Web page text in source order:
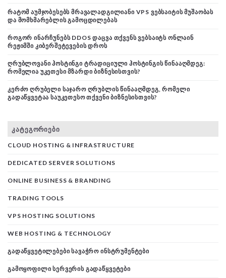
ᲠᲐᲢᲝᲛ ᲐᲣᲛᲯᲝᲑᲔᲡᲔᲑᲡ ᲛᲠᲐᲕᲐᲚᲐᲓᲒᲘᲚᲘᲐᲜᲘ VPS ᲕᲔᲑᲡᲐᲘᲢᲘᲡ ᲛᲣᲨᲐᲝᲑᲐᲡ
ᲓᲐ ᲛᲝᲛᲮᲛᲐᲠᲔᲑᲚᲘᲡ ᲒᲐᲛᲝᲪᲓᲘᲚᲔᲑᲐᲡ
ᲠᲝᲒᲝᲠ ᲘᲜᲐᲠᲩᲣᲜᲔᲑᲡ DDOS ᲓᲐᲪᲕᲐ ᲗᲥᲕᲔᲜᲡ ᲕᲔᲑᲡᲐᲘᲢᲡ ᲝᲜᲚᲐᲘᲜ
ᲠᲔᲟᲘᲛᲨᲘ ᲙᲘᲑᲔᲠᲨᲔᲢᲔᲕᲔᲑᲘᲡ ᲓᲠᲝᲡ
ᲦᲠᲣᲑᲚᲝᲕᲐᲜᲘ ᲰᲝᲡᲢᲘᲜᲒᲘ ᲢᲠᲐᲓᲘᲪᲘᲣᲚᲘ ᲰᲝᲡᲢᲘᲜᲒᲘᲡ ᲬᲘᲜᲐᲐᲦᲛᲓᲔᲒ:
ᲠᲝᲛᲔᲚᲘᲐ ᲣᲙᲔᲗᲔᲡᲘ ᲛᲖᲐᲠᲓᲘ ᲑᲘᲖᲜᲔᲡᲘᲡᲗᲕᲘᲡ?
ᲙᲔᲠᲫᲝ ᲦᲠᲣᲑᲔᲚᲘ ᲡᲐᲯᲐᲠᲝ ᲦᲠᲣᲑᲚᲘᲡ ᲬᲘᲜᲐᲐᲦᲛᲓᲔᲒ, ᲠᲝᲛᲔᲚᲘ
ᲒᲐᲓᲐᲬᲧᲕᲔᲢᲐᲐ ᲡᲐᲣᲙᲔᲗᲔᲡᲝ ᲗᲥᲕᲔᲜᲘ ᲑᲘᲖᲜᲔᲡᲘᲡᲗᲕᲘᲡ?
ᲙᲐᲢᲔᲒᲝᲠᲘᲔᲑᲘ
CLOUD HOSTING & INFRASTRUCTURE
DEDICATED SERVER SOLUTIONS
ONLINE BUSINESS & BRANDING
TRADING TOOLS
VPS HOSTING SOLUTIONS
WEB HOSTING & TECHNOLOGY
ᲒᲐᲓᲐᲬᲧᲕᲔᲢᲘᲚᲔᲑᲔᲑᲘ ᲡᲐᲕᲐᲭᲠᲝ ᲘᲜᲡᲢᲠᲣᲛᲔᲜᲢᲔᲑᲘ
ᲒᲐᲛᲝᲧᲝᲤᲘᲚᲘ ᲡᲔᲠᲕᲔᲠᲘᲡ ᲒᲐᲓᲐᲬᲧᲕᲔᲢᲔᲑᲘ